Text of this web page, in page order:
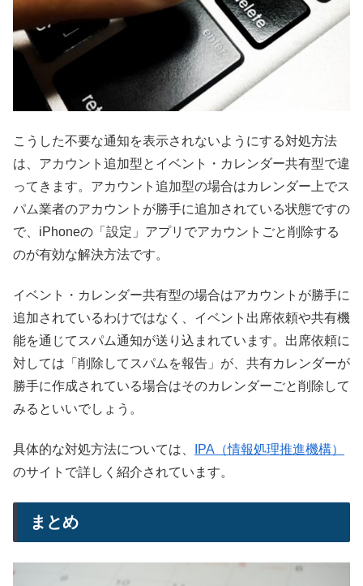
こうした不要な通知を表示されないようにする対処方法
は、アカウント追加型とイベント・カレンダー共有型で違
ってきます。アカウント追加型の場合はカレンダー上でス
パム業者のアカウントが勝手に追加されている状態ですの
で、iPhoneの「設定」アプリでアカウントごと削除する
のが有効な解決方法です。
イベント・カレンダー共有型の場合はアカウントが勝手に
追加されているわけではなく、イベント出席依頼や共有機
能を通じてスパム通知が送り込まれています。出席依頼に
対しては「削除してスパムを報告」が、共有カレンダーが
勝手に作成されている場合はそのカレンダーごと削除して
みるといいでしょう。
具体的な対処方法については、
IPA（情報処理推進機構）
のサイトで詳しく紹介されています。
まとめ